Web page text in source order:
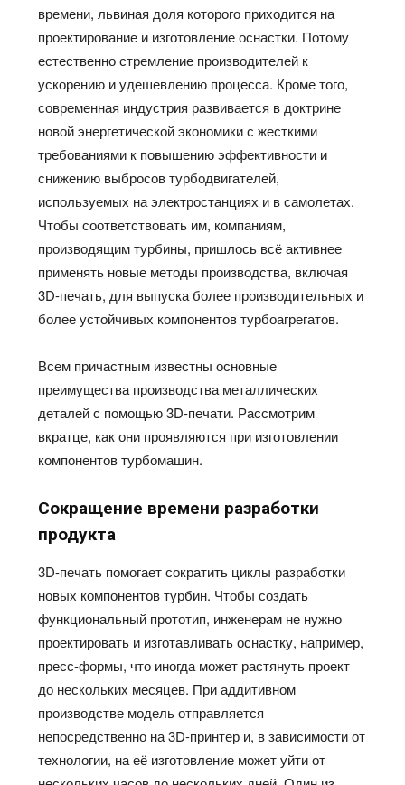
времени, львиная доля которого приходится на
проектирование и изготовление оснастки. Потому
естественно стремление производителей к
ускорению и удешевлению процесса. Кроме того,
современная индустрия развивается в доктрине
новой энергетической экономики с жесткими
требованиями к повышению эффективности и
снижению выбросов турбодвигателей,
используемых на электростанциях и в самолетах.
Чтобы соответствовать им, компаниям,
производящим турбины, пришлось всё активнее
применять новые методы производства, включая
3D-печать, для выпуска более производительных и
более устойчивых компонентов турбоагрегатов.
Всем причастным известны основные
преимущества производства металлических
деталей с помощью 3D-печати. Рассмотрим
вкратце, как они проявляются при изготовлении
компонентов турбомашин.
Сокращение времени разработки
продукта
3D-печать помогает сократить циклы разработки
новых компонентов турбин. Чтобы создать
функциональный прототип, инженерам не нужно
проектировать и изготавливать оснастку, например,
пресс-формы, что иногда может растянуть проект
до нескольких месяцев. При аддитивном
производстве модель отправляется
непосредственно на 3D-принтер и, в зависимости от
технологии, на её изготовление может уйти от